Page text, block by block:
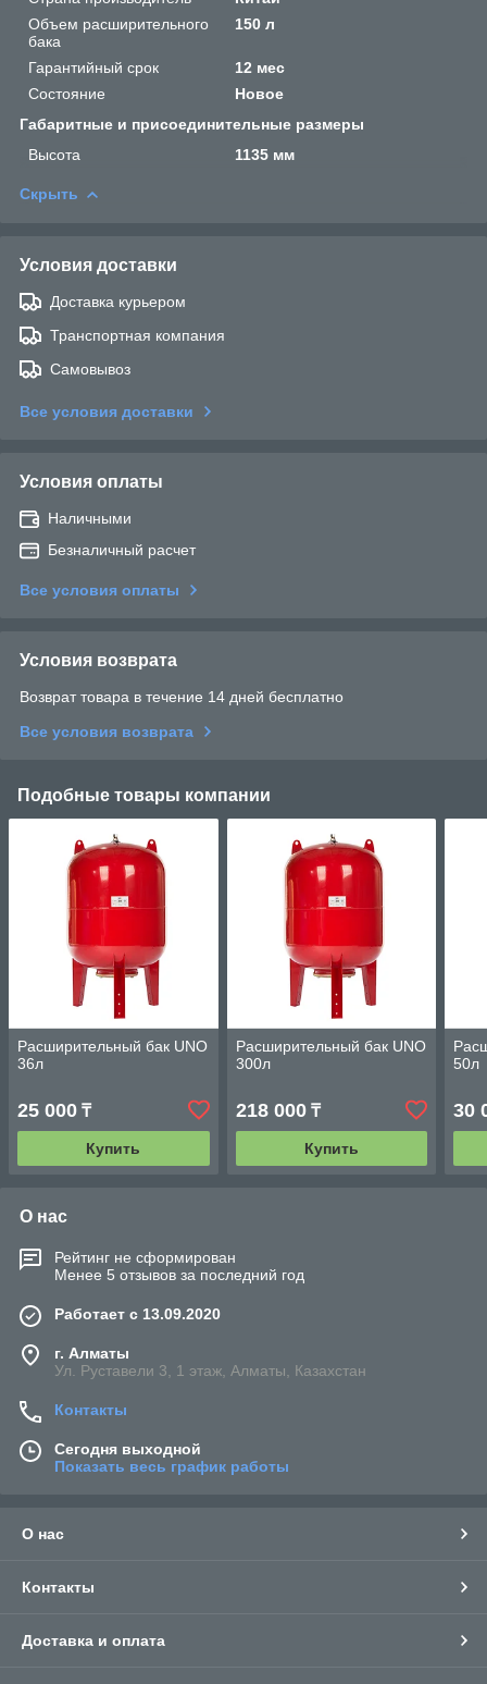
Объем расширительного
бака
150 л
Гарантийный срок
12 мес
Состояние
Новое
Габаритные и присоединительные размеры
Высота
1135 мм
Скрыть
Условия доставки
Доставка курьером
Транспортная компания
Самовывоз
Все условия доставки
Условия оплаты
Наличными
Безналичный расчет
Все условия оплаты
Условия возврата
Возврат товара в течение 14 дней бесплатно
Все условия возврата
Подобные товары компании
Расширительный бак UNO
36л
25 000 ₸
Купить
Расширительный бак UNO
300л
218 000₸
Купить
50л
30
О нас
Рейтинг не сформирован
Менее 5 отзывов за последний год
Работает с 13.09.2020
г. Алматы
Ул. Руставели 3, 1 этаж, Алматы, Казахстан
Контакты
Сегодня выходной
Показать весь график работы
О нас
Контакты
Доставка и оплата